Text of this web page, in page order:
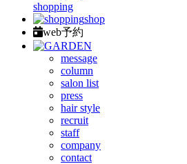
shopping
shop
web予約
message
column
salon list
press
hair style
recruit
staff
company
contact